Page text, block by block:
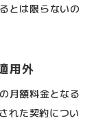
とは限らないの
用外
月額料金となる
れた契約につい